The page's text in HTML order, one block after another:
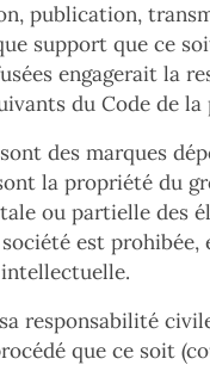
publication,
support que ce
engagerait la
du Code de
des marques
la propriété du
ou partielle des
est
responsabilité
que ce soit